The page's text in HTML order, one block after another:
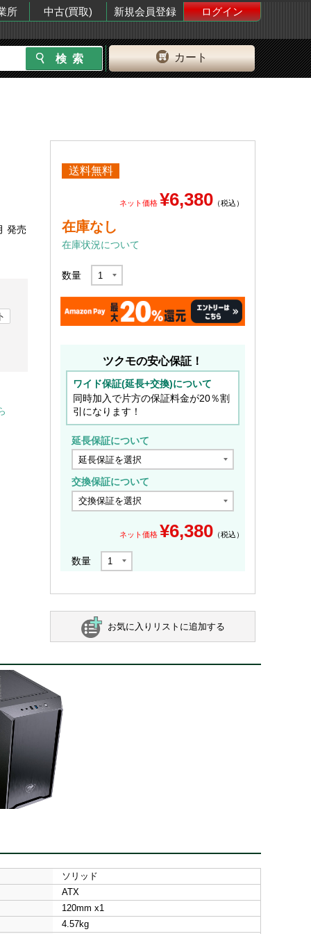
所 中古(買取) 新規会員登録 ログイン
カート
発売
送料無料
ネット価格 ¥6,380 （税込）
在庫なし
在庫状況について
数量
ツクモの安心保証！
ワイド保証(延長+交換)について
同時加入で片方の保証料金が20％割
引になります！
延長保証について
交換保証について
ネット価格 ¥6,380 （税込）
数量
お気に入りリストに追加する
ソリッド
ATX
120mm x1
4.57kg